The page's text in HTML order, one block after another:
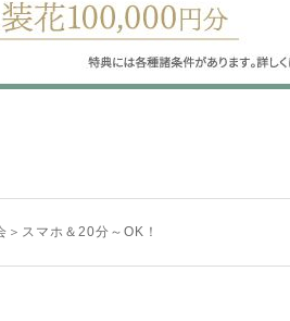
スマホ＆20分～OK！